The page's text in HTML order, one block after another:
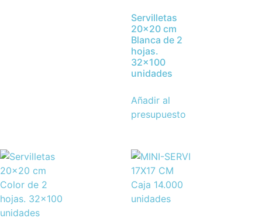
Servilletas
20×20 cm
Blanca de 2
hojas.
32×100
unidades
Añadir al
presupuesto